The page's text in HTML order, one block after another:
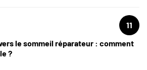
11
le sommeil réparateur : comment
?